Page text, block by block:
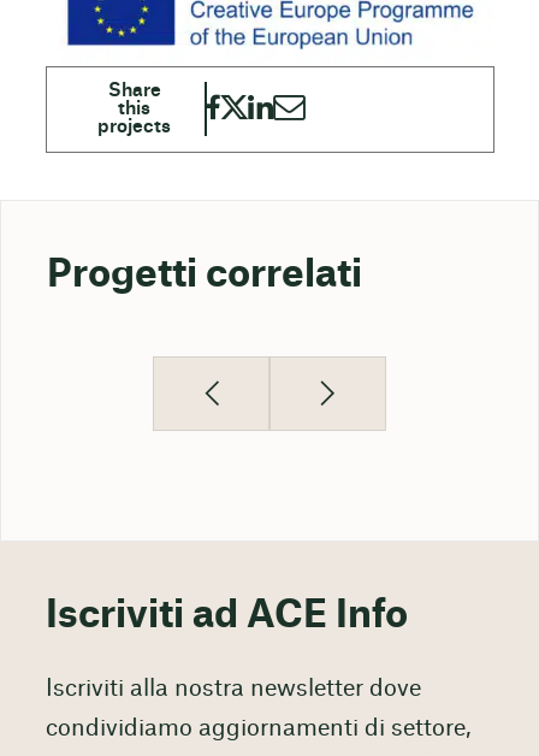
Progetti correlati
Iscriviti ad ACE Info
Iscriviti alla nostra newsletter dove
condividiamo aggiornamenti di settore,